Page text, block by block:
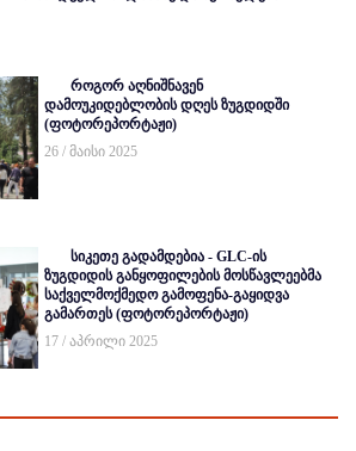
როგორ აღნიშნავენ
დამოუკიდებლობის დღეს ზუგდიდში
(ფოტორეპორტაჟი)
26 / მაისი 2025
სიკეთე გადამდებია - GLC-ის
ზუგდიდის განყოფილების მოსწავლეებმა
საქველმოქმედო გამოფენა-გაყიდვა
გამართეს (ფოტორეპორტაჟი)
17 / აპრილი 2025